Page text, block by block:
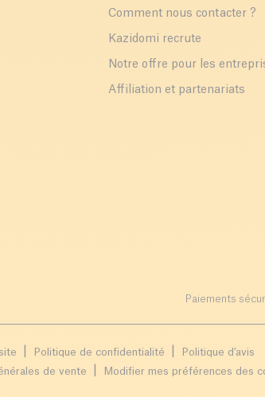
Comment nous contacter ?
Kazidomi recrute
Notre offre pour les
Affiliation et partenariats
Paiements
Politique de confidentialité
Politique d'avis
de vente
Modifier mes préférences des